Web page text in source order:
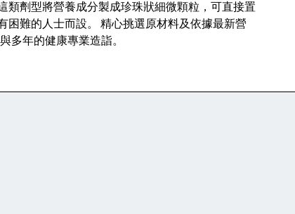
劑型將營養成分製成珍珠狀細微顆粒，可直接置
困難的人士而設。 精心挑選原材料及依據最新營
多年的健康專業造詣。